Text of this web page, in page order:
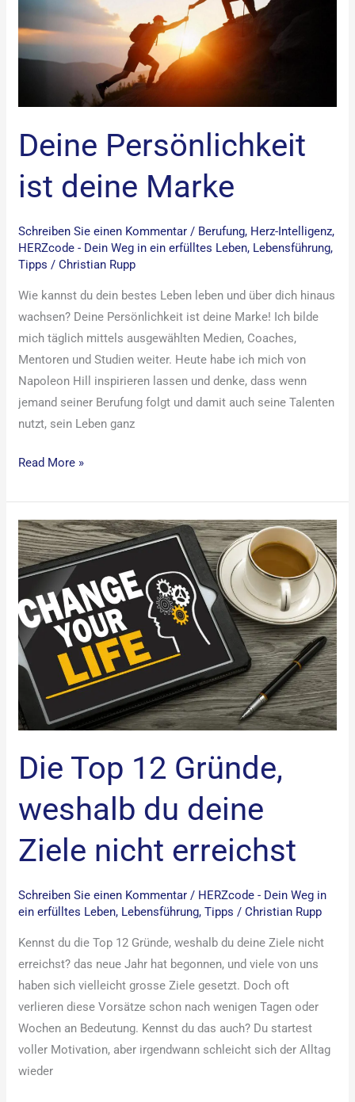
Deine Persönlichkeit
ist deine Marke
Schreiben Sie einen Kommentar / Berufung, Herz-Intelligenz,
HERZcode - Dein Weg in ein erfülltes Leben, Lebensführung,
Tipps /Christian Rupp
Wie kannst du dein bestes Leben leben und über dich hinaus
wachsen? Deine Persönlichkeit ist deine Marke! Ich bilde
mich täglich mittels ausgewählten Medien, Coaches,
Mentoren und Studien weiter. Heute habe ich mich von
Napoleon Hill inspirieren lassen und denke, dass wenn
jemand seiner Berufung folgt und damit auch seine Talenten
nutzt, sein Leben ganz
Read More »
Die Top 12 Gründe,
weshalb du deine
Ziele nicht erreichst
Schreiben Sie einen Kommentar / HERZcode - Dein Weg in
ein erfülltes Leben, Lebensführung,Tipps /Christian Rupp
Kennst du die Top 12 Gründe, weshalb du deine Ziele nicht
erreichst? das neue Jahr hat begonnen, und viele von uns
haben sich vielleicht grosse Ziele gesetzt. Doch oft
verlieren diese Vorsätze schon nach wenigen Tagen oder
Wochen an Bedeutung. Kennst du das auch? Du startest
voller Motivation, aber irgendwann schleicht sich der Alltag
wieder
Die
Top
12
Gründe,
weshalb
du
deine
Ziele
nicht
erreichst